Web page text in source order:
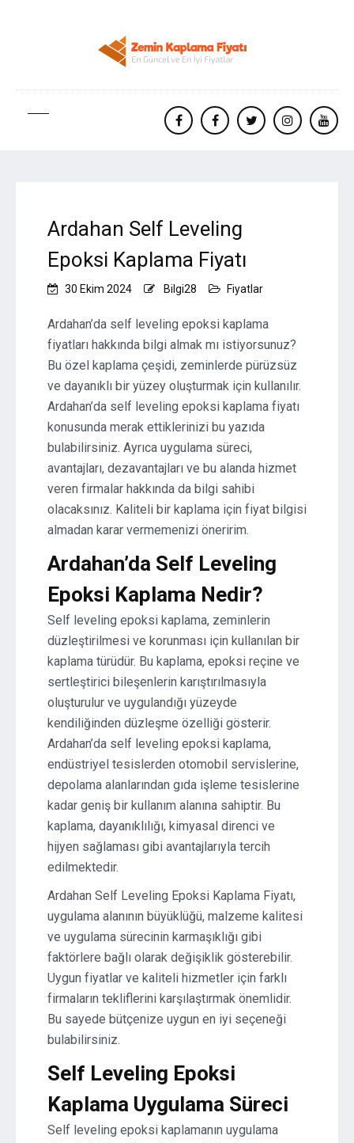
facebookFacebooktwitterinstagram
Ardahan Self Leveling
Epoksi Kaplama Fiyatı
30 Ekim 2024 Bilgi28 Fiyatlar
Ardahan’da self leveling epoksi kaplama
fiyatları hakkında bilgi almak mı istiyorsunuz?
Bu özel kaplama çeşidi, zeminlerde pürüzsüz
ve dayanıklı bir yüzey oluşturmak için kullanılır.
Ardahan’da self leveling epoksi kaplama fiyatı
konusunda merak ettiklerinizi bu yazıda
bulabilirsiniz. Ayrıca uygulama süreci,
avantajları, dezavantajları ve bu alanda hizmet
veren firmalar hakkında da bilgi sahibi
olacaksınız. Kaliteli bir kaplama için fiyat bilgisi
almadan karar vermemenizi öneririm.
Ardahan’da Self Leveling
Epoksi Kaplama Nedir?
Self leveling epoksi kaplama, zeminlerin
düzleştirilmesi ve korunması için kullanılan bir
kaplama türüdür. Bu kaplama, epoksi reçine ve
sertleştirici bileşenlerin karıştırılmasıyla
oluşturulur ve uygulandığı yüzeyde
kendiliğinden düzleşme özelliği gösterir.
Ardahan’da self leveling epoksi kaplama,
endüstriyel tesislerden otomobil servislerine,
depolama alanlarından gıda işleme tesislerine
kadar geniş bir kullanım alanına sahiptir. Bu
kaplama, dayanıklılığı, kimyasal direnci ve
hijyen sağlaması gibi avantajlarıyla tercih
edilmektedir.
Ardahan Self Leveling Epoksi Kaplama Fiyatı,
uygulama alanının büyüklüğü, malzeme kalitesi
ve uygulama sürecinin karmaşıklığı gibi
faktörlere bağlı olarak değişiklik gösterebilir.
Uygun fiyatlar ve kaliteli hizmetler için farklı
firmaların tekliflerini karşılaştırmak önemlidir.
Bu sayede bütçenize uygun en iyi seçeneği
bulabilirsiniz.
Self Leveling Epoksi
Kaplama Uygulama Süreci
Self leveling epoksi kaplamanın uygulama